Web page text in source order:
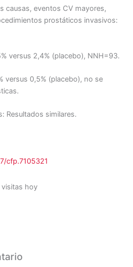
causas, eventos CV mayores,
prostáticos invasivos:
versus 2,4% (placebo), NNH=93.
versus 0,5% (placebo), no se
Resultados similares.
cfp.7105321
visitas hoy